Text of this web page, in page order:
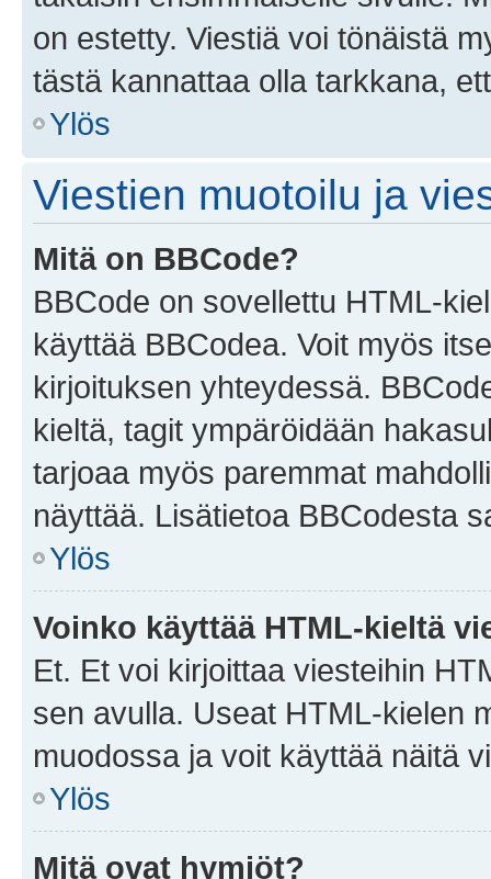
on estetty. Viestiä voi tönäistä
tästä kannattaa olla tarkkana,
Ylös
Viestien muotoilu ja
Mitä on BBCode?
BBCode on sovellettu HTML-
käyttää BBCodea. Voit myös
kirjoituksen yhteydessä.
kieltä, tagit ympäröidään
tarjoaa myös paremmat
näyttää. Lisätietoa BBCodesta
Ylös
Voinko käyttää HTML-kieltä
Et. Et voi kirjoittaa viesteihin
sen avulla. Useat HTML-kielen
muodossa ja voit käyttää näitä
Ylös
Mitä ovat hymiöt?